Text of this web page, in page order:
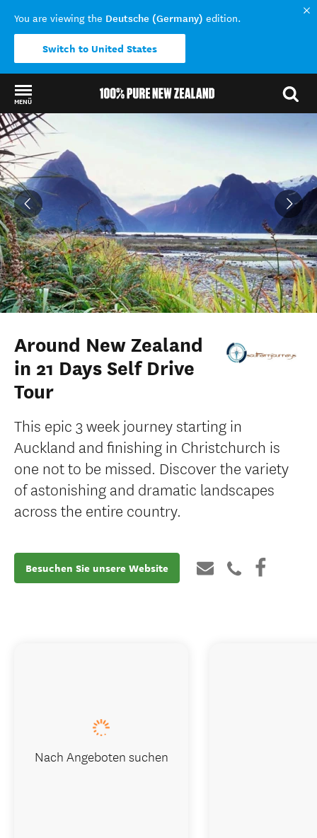
You are viewing the Deutsche (Germany) edition.
Switch to United States
MENÜ
Back to my results
Around New Zealand
in 21 Days Self Drive
Tour
This epic 3 week journey starting in
Auckland and finishing in Christchurch is
one not to be missed. Discover the variety
of astonishing and dramatic landscapes
across the entire country.
Besuchen Sie unsere Website
Nach Angeboten suchen